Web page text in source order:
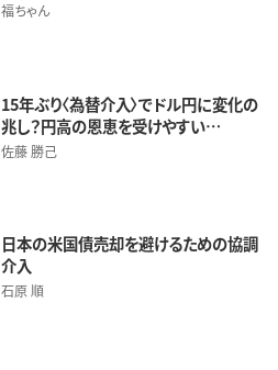
福ちゃん
15年ぶり〈為替介入〉でドル円に変化の
兆し？円高の恩恵を受けやすい…
佐藤 勝己
日本の米国債売却を避けるための協調
介入
石原 順